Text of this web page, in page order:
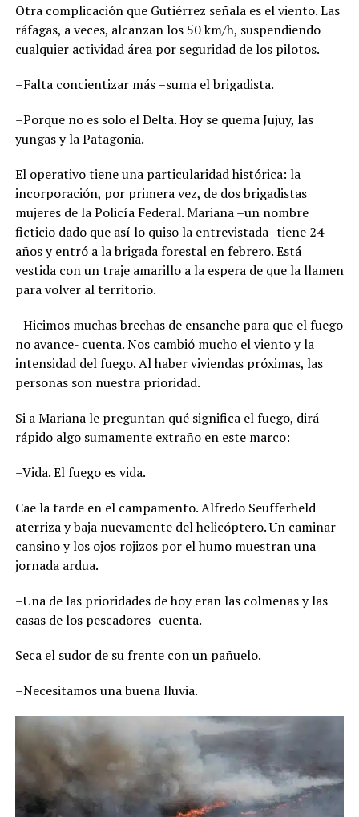
Otra complicación que Gutiérrez señala es el viento. Las
ráfagas, a veces, alcanzan los 50 km/h, suspendiendo
cualquier actividad área por seguridad de los pilotos.
–Falta concientizar más –suma el brigadista.
–Porque no es solo el Delta. Hoy se quema Jujuy, las
yungas y la Patagonia.
El operativo tiene una particularidad histórica: la
incorporación, por primera vez, de dos brigadistas
mujeres de la Policía Federal. Mariana –un nombre
ficticio dado que así lo quiso la entrevistada–tiene 24
años y entró a la brigada forestal en febrero. Está
vestida con un traje amarillo a la espera de que la llamen
para volver al territorio.
–Hicimos muchas brechas de ensanche para que el fuego
no avance- cuenta. Nos cambió mucho el viento y la
intensidad del fuego. Al haber viviendas próximas, las
personas son nuestra prioridad.
Si a Mariana le preguntan qué significa el fuego, dirá
rápido algo sumamente extraño en este marco:
–Vida. El fuego es vida.
Cae la tarde en el campamento. Alfredo Seufferheld
aterriza y baja nuevamente del helicóptero. Un caminar
cansino y los ojos rojizos por el humo muestran una
jornada ardua.
–Una de las prioridades de hoy eran las colmenas y las
casas de los pescadores -cuenta.
Seca el sudor de su frente con un pañuelo.
–Necesitamos una buena lluvia.